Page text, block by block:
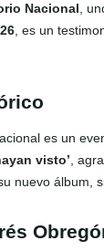
Nacional ,
, es un
es un
visto’ ,
nuevo álbum,